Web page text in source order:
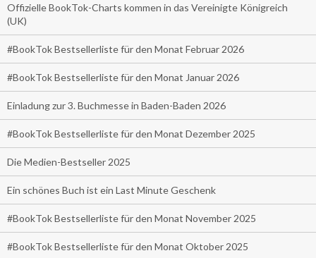
Offizielle BookTok-Charts kommen in das Vereinigte Königreich
(UK)
#BookTok Bestsellerliste für den Monat Februar 2026
#BookTok Bestsellerliste für den Monat Januar 2026
Einladung zur 3. Buchmesse in Baden-Baden 2026
#BookTok Bestsellerliste für den Monat Dezember 2025
Die Medien-Bestseller 2025
Ein schönes Buch ist ein Last Minute Geschenk
#BookTok Bestsellerliste für den Monat November 2025
#BookTok Bestsellerliste für den Monat Oktober 2025